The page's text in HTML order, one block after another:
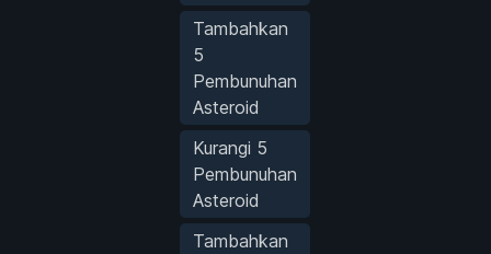
Tambahkan
5
Pembunuhan
Asteroid
Kurangi 5
Pembunuhan
Asteroid
Tambahkan